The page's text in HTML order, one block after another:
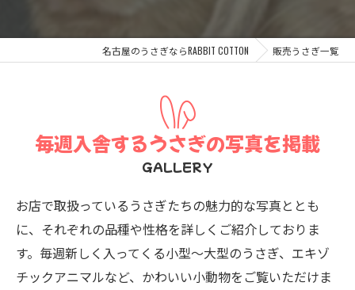
名古屋のうさぎならRABBIT COTTON 販売うさぎ一覧
毎週入舎するうさぎの写真を掲載
GALLERY
お店で取扱っているうさぎたちの魅力的な写真ととも
に、それぞれの品種や性格を詳しくご紹介しておりま
す。毎週新しく入ってくる小型〜大型のうさぎ、エキゾ
チックアニマルなど、かわいい小動物をご覧いただけま